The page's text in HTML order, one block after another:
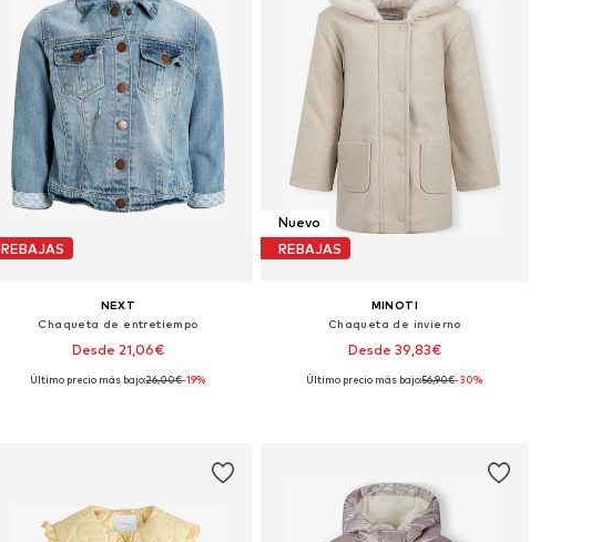
REBAJAS
NEXT
Chaqueta de entretiempo
Desde 21,06€
Tallas disponibles: 68, 74, 86, 92
Último precio más bajo:26,00€-19%
Nuevo
REBAJAS
MINOTI
Chaqueta de invierno
Desde 39,83€
Disponible en muchas tallas
Último precio más bajo:56,90€-30%